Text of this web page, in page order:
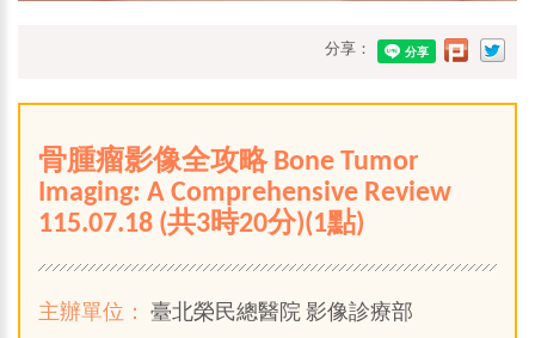
分享：
骨腫瘤影像全攻略 Bone Tumor
Imaging: A Comprehensive Review
115.07.18 (共3時20分)(1點)
主辦單位： 臺北榮民總醫院 影像診療部